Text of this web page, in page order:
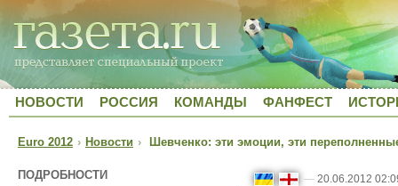
НОВОСТИ РОССИЯ КОМАНДЫ ФАНФЕСТ
Euro 2012 › Новости › Шевченко: эти эмоции, эти
ПОДРОБНОСТИ — 20.06.2012